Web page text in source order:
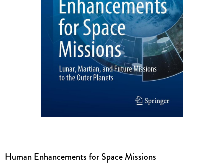
Human Enhancements for Space Missions